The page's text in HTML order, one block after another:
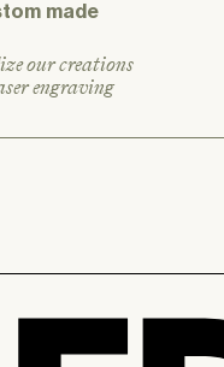
made
our creations
engraving